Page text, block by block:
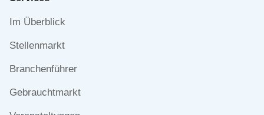
Navigation
Im Überblick
Stellenmarkt
Branchenführer
Gebrauchtmarkt